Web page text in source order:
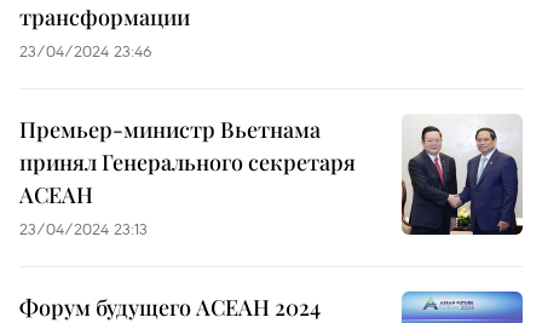
трансформации
23/04/2024 23:46
Премьер-министр Вьетнама
принял Генерального секретаря
АСЕАН
23/04/2024 23:13
Форум будущего АСЕАН 2024